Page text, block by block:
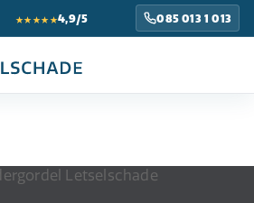
★★★★★4,9/5 085 013 1 013